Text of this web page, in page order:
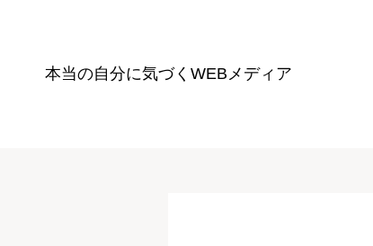
本当の自分に気づく WEBメディア